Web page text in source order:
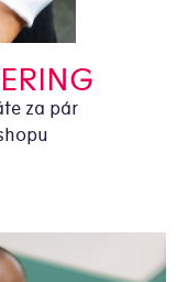
za pár